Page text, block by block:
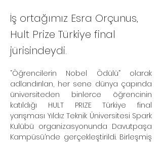
İş ortağımız Esra Orçunus,
Hult Prize Türkiye final
jürisindeydi.
“Öğrencilerin Nobel Ödülü” olarak
adlandırılan, her sene dünya çapında
üniversiteden binlerce öğrencinin
katıldığı HULT PRIZE Türkiye final
yarışması Yıldız Teknik Üniversitesi Spark
Kulübü organizasyonunda Davutpaşa
Kampüsü’nde gerçekleştirildi. Birleşmiş